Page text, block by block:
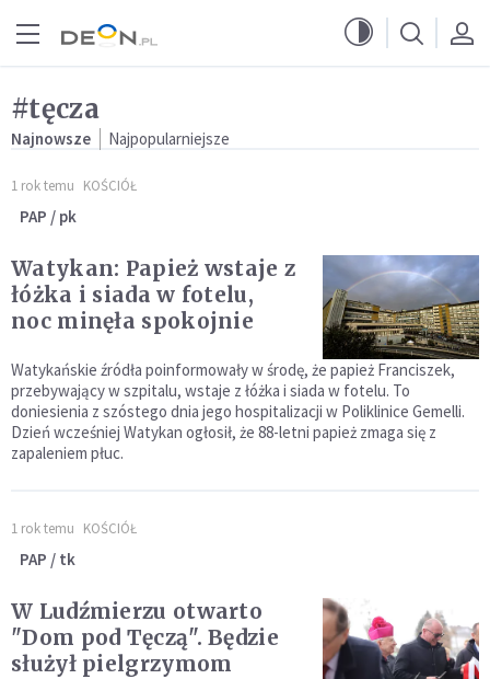
#tęcza
Najnowsze Najpopularniejsze
1 rok temu KOŚCIÓŁ
PAP / pk
Watykan: Papież wstaje z
łóżka i siada w fotelu,
noc minęła spokojnie
Watykańskie źródła poinformowały w środę, że papież Franciszek,
przebywający w szpitalu, wstaje z łóżka i siada w fotelu. To
doniesienia z szóstego dnia jego hospitalizacji w Poliklinice Gemelli.
Dzień wcześniej Watykan ogłosił, że 88-letni papież zmaga się z
zapaleniem płuc.
1 rok temu KOŚCIÓŁ
PAP / tk
W Ludźmierzu otwarto
"Dom pod Tęczą". Będzie
służył pielgrzymom